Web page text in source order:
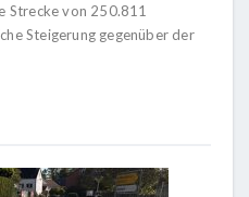
Strecke von 250.811
Steigerung gegenüber der